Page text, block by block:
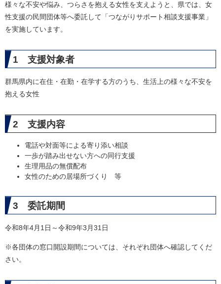
様々な不安や悩み、つらさを抱える女性を支えようと、県では、女
性支援の民間団体等へ委託して「つながりサポート相談支援事業」
を実施しています。
1 支援対象者
群馬県内に在住・在勤・在学する方のうち、生活上の様々な不安を
抱える女性
2 支援内容
電話や対面等による寄り添い相談
一歩が踏み出せない方への同行支援
生理用品の無償配布
女性のための居場所づくり 等
3 委託期間
令和8年4月1日～令和9年3月31日
※各団体の窓口開設期間については、それぞれ団体へ確認してくだ
さい。